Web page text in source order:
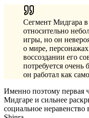
Сегмент Мидгара
относительно
игры, но он
о мире,
воссоздании его
потребуется
он работал как
Именно поэтому первая
Мидгаре и сильнее
социальное